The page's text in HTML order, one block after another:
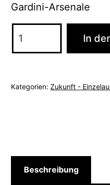
Gardini-Arsenale
Zukunft
In
Kategorien:Zukunft -
Beschreibung